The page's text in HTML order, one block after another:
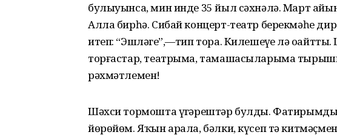
булыуынса, мин инде 35 йыл сәхнәлә. Март
Алла бирһә. Сибай концерт-театр берекмәһе
итеп: “Эшләгеҙ”,—тип тора. Килешеүҙе лә
торғастар, театрыма, тамашасыларыма
рәхмәтлемен!
Шәхси тормошта үҙгәрештәр булды.
йөрөйөм. Яҡын арала, бәлки, күсеп тә